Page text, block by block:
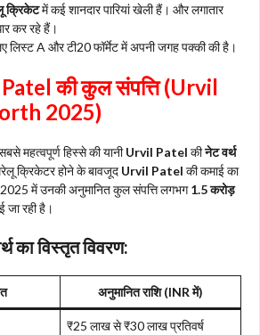
क्रिकेटमें कई शानदार पारियां खेली हैं। और लगातार
कर रहे हैं।
लिस्ट A और टी20 फॉर्मेट में अपनी जगह पक्की की है।
की कुल संपत्ति (Urvil
2025)
महत्वपूर्ण हिस्से की यानीUrvil Patel कीनेट वर्थ
क्रिकेटर होने के बावजूद Urvil Patel की कमाई का
में उनकी अनुमानित कुल संपत्ति लगभग1.5 करोड़
जा रही है।
का विस्तृत विवरण:
अनुमानित राशि (INR में)
₹25 लाख से ₹30 लाख प्रतिवर्ष